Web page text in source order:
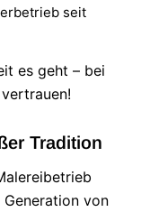
seit
es geht – bei
Tradition
von